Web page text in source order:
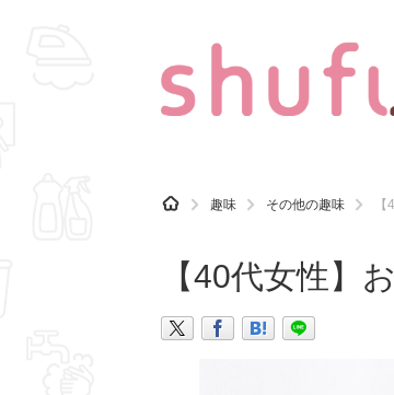
CATEGORY 記事カテゴリ
マナー
H
O
趣味 その他の趣味
【40代女性】